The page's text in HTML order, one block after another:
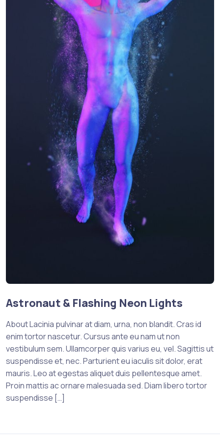
Astronaut & Flashing Neon Lights
About Lacinia pulvinar at diam, urna, non blandit. Cras id
enim tortor nascetur. Cursus ante eu nam ut non
vestibulum sem. Ullamcorper quis varius eu, vel. Sagittis ut
suspendisse et, nec. Parturient eu iaculis sit dolor, erat
mauris. Leo at egestas aliquet duis pellentesque amet.
Proin mattis ac ornare malesuada sed. Diam libero tortor
suspendisse […]